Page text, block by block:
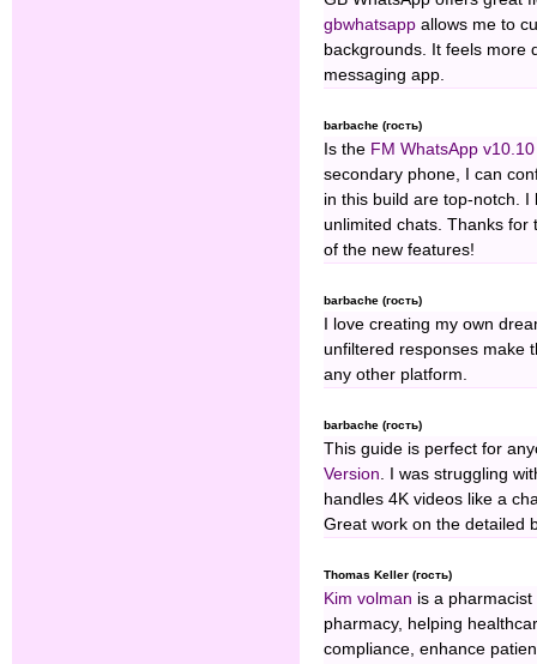
gbwhatsapp allows me to
backgrounds. It feels more
messaging app.
barbache (гость)
Is the FM WhatsApp
secondary phone, I can
in this build are top-notch.
unlimited chats. Thanks for
of the new features!
barbache (гость)
I love creating my own
unfiltered responses make
any other platform.
barbache (гость)
This guide is perfect for
Version. I was struggling
handles 4K videos like a
Great work on the detailed
Thomas Keller (гость)
Kim volman is a
pharmacy, helping
compliance, enhance